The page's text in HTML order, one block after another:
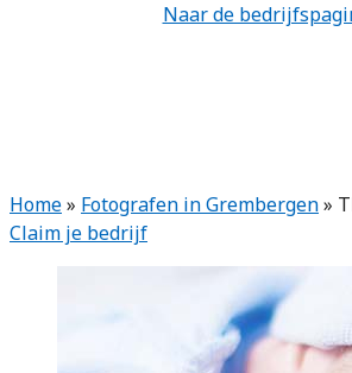
Naar de
Home» Fotografen in Grembergen»
Claim je bedrijf